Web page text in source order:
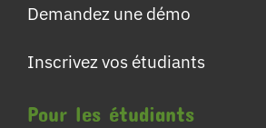
Demandez une démo
Inscrivez vos étudiants
Pour les étudiants